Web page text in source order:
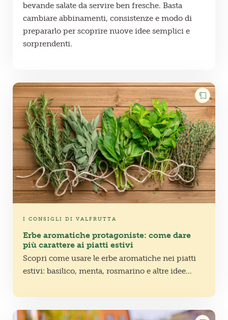
bevande salate da servire ben fresche. Basta
cambiare abbinamenti, consistenze e modo di
prepararlo per scoprire nuove idee semplici e
sorprendenti.
I CONSIGLI DI VALFRUTTA
Erbe aromatiche protagoniste: come dare
più carattere ai piatti estivi
Scopri come usare le erbe aromatiche nei piatti
estivi: basilico, menta, rosmarino e altre idee
ricette.